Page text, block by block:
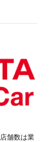
舗数は業